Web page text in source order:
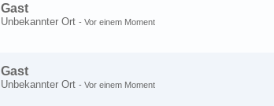
Gast
Unbekannter Ort - Vor einem Moment
Gast
Unbekannter Ort - Vor einem Moment